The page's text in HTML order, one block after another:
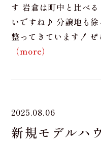
す 岩倉は町中と比べ
いですね♪ 分譲地も
整ってきています！
（more）
2025.08.06
新規モデルハ